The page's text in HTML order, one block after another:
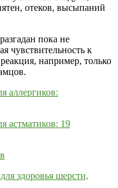
отеков, высыпаний
пока не
чувствительность к
например, только